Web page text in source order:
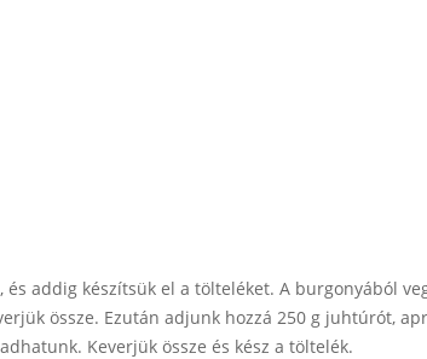
addig készítsük el a tölteléket. A burgonyából
össze. Ezután adjunk hozzá 250 g juhtúrót,
Keverjük össze és kész a töltelék.